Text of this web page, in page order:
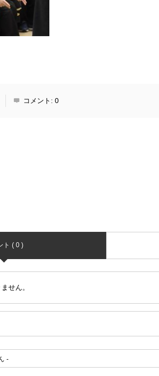
コメント:0
ト ( 0 )
せん。
-